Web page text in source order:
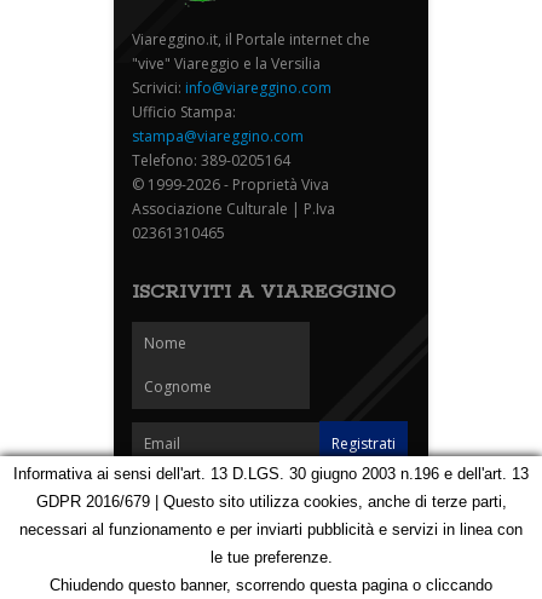
Viareggino.it, il Portale internet che
"vive" Viareggio e la Versilia
Scrivici: info@viareggino.com
Ufficio Stampa:
stampa@viareggino.com
Telefono: 389-0205164
© 1999-2026 - Proprietà Viva
Associazione Culturale | P.Iva
02361310465
ISCRIVITI A VIAREGGINO
Homepage Notizie Speciali Eventi
Foto Carnevale
Mappa
Informativa ai sensi dell'art. 13 D.LGS. 30 giugno 2003 n.196 e dell'art. 13
GDPR 2016/679 | Questo sito utilizza cookies, anche di terze parti,
necessari al funzionamento e per inviarti pubblicità e servizi in linea con
le tue preferenze.
Chiudendo questo banner, scorrendo questa pagina o cliccando